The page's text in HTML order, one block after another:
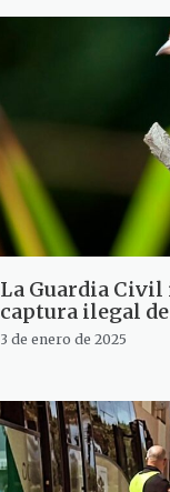
La Guardia
captura ilegal
3 de enero de 2025